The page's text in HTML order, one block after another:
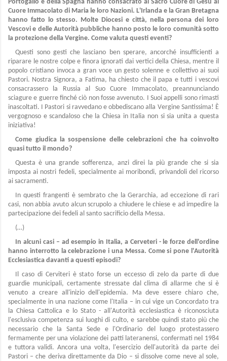
Portogallo e della Spagna hanno consacrato al Sacro Cuore di Gesù al
Cuore Immacolato di Maria le loro Nazioni. L'Irlanda e la Gran Bretagna
hanno fatto lo stesso. Molte Diocesi e città, nella persona dei loro
Vescovi e delle Autorità pubbliche hanno posto le loro comunità sotto
la protezione della Vergine. Come valuta questi eventi?
Questi sono gesti che lasciano ben sperare, ancorché insufficienti a
riparare le nostre colpe e finora ignorati dai vertici della Chiesa, mentre il
popolo cristiano invoca a gran voce un gesto solenne e collettivo ai suoi
Pastori. Nostra Signora, a Fatima, ha chiesto che il papa e tutti i vescovi
consacrassero la Russia al Suo Cuore Immacolato, preannunciando
sciagure e guerre finché ciò non fosse avvenuto. I Suoi appelli sono rimasti
inascoltati. I Pastori si ravvedano e obbediscano alla Vergine Santissima! È
vergognoso e scandaloso che la Chiesa in Italia non si sia unita a questa
iniziativa!
Come giudica la sospensione delle celebrazioni che ha coinvolto
quasi tutto il mondo?
Questa è una grande sofferenza, anzi direi la più grande che si sia
imposta ai nostri fedeli, specialmente ai moribondi, privandoli del ricorso
ai sacramenti.
In questi frangenti è sembrato che la Gerarchia, ad eccezione di rari
casi, non abbia avuto alcun scrupolo a chiudere le chiese e ad impedire la
partecipazione dei fedeli al santo sacrificio della Messa.
(…)
In alcuni casi – ad esempio in Italia, a Cerveteri - le forze dell'ordine
hanno interrotto la celebrazione i una Messa. Come si pone l'Autorità
Ecclesiastica davanti a questi episodi?
Il caso di Cerviteri è stato forse un eccesso di zelo da parte di due
guardie municipali, certamente stressate dal clima di allarme che si è
venuto a creare all'inizio dell'epidemia. Ma deve essere chiaro che,
specialmente in una nazione come l'Italia – in cui vige un Concordato tra
la Chiesa Cattolica e lo Stato - all'Autorità ecclesiastica è riconosciuta
l'esclusiva competenza sui luoghi di culto, e sarebbe quindi stato più che
necessario che la Santa Sede e l'Ordinario del luogo protestassero
fermamente per una violazione dei patti lateranensi, confermati nel 1984
e tuttora validi. Ancora una volta, l'esercizio dell'autorità da parte dei
Pastori – che deriva direttamente da Dio – si dissolve come neve al sole,